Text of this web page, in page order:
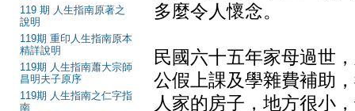
119 期 人生指南原著之
說明
119期 重印人生指南原本
精詳說明
119期 人生指南蕭大宗師
昌明夫子原序
119期 人生指南之仁字指
南
多麼令人懷念。
民國六十五年家母過世
公假上課及學雜費補助
人家的房子，地方很小